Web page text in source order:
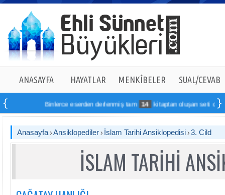
ANASAYFA HAYATLAR MENKÎBELER SUAL/CEVAB
Binlerce eserden derlenmiş tam 14 kitaptan oluşan seti online
Anasayfa Ansiklopediler İslam Tarihi Ansiklopedisi 3. Cild
İSLAM TARİHİ